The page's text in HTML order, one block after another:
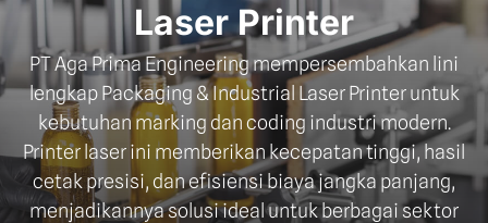
Laser Printer
PT Aga Prima Engineering mempersembahkan lini
lengkap Packaging & Industrial Laser Printer untuk
kebutuhan marking dan coding industri modern.
Printer laser ini memberikan kecepatan tinggi, hasil
cetak presisi, dan efisiensi biaya jangka panjang,
menjadikannya solusi ideal untuk berbagai sektor